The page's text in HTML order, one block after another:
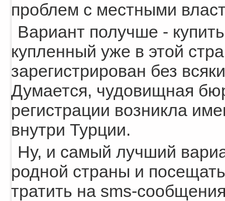
проблем с местными
Вариант получше -
купленный уже в этой
зарегистрирован без
Думается, чудовищная
регистрации возникла
внутри Турции.
Ну, и самый лучший
родной страны и
тратить на sms-